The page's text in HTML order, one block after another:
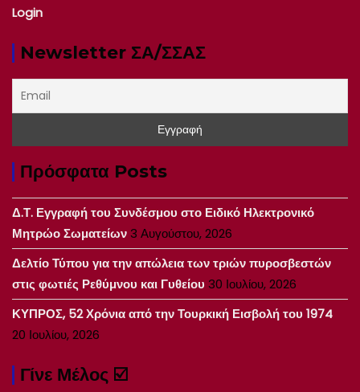
Login
Newsletter ΣΑ/ΣΣΑΣ
Πρόσφατα Posts
Δ.Τ. Εγγραφή του Συνδέσμου στο Ειδικό Ηλεκτρονικό
Μητρώο Σωματείων3 Αυγούστου, 2026
Δελτίο Τύπου για την απώλεια των τριών πυροσβεστών
στις φωτιές Ρεθύμνου και Γυθείου 30 Ιουλίου, 2026
ΚΥΠΡΟΣ, 52 Χρόνια από την Τουρκική Εισβολή του 1974
20 Ιουλίου, 2026
Γίνε Μέλος ☑️